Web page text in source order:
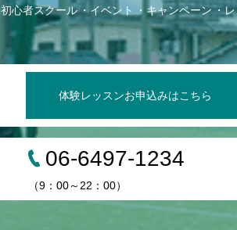
初心者スクール イベント キャンペーン
体験レッスンお申込みはこちら
06-6497-1234
（9：00～22：00）